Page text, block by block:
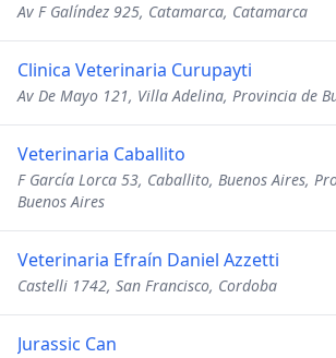
Av F Galíndez 925, Catamarca, Catamarca
Clinica Veterinaria Curupayti
Av De Mayo 121, Villa Adelina, Provincia de
Veterinaria Caballito
F García Lorca 53, Caballito, Buenos Aires,
Buenos Aires
Veterinaria Efraín Daniel Azzetti
Castelli 1742, San Francisco, Cordoba
Jurassic Can